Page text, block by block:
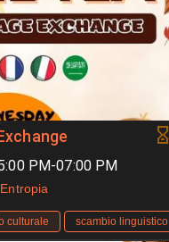
PM-07:00 PM
culturale scambio linguistico